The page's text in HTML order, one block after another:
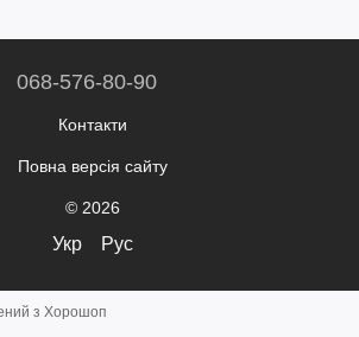
068-576-80-90
Контакти
Повна версія сайту
© 2026
Укр Рус
з Хорошоп